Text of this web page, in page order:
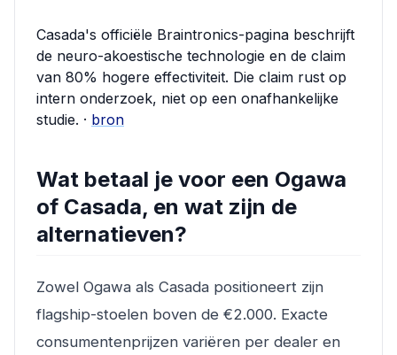
Casada's officiële Braintronics-pagina beschrijft
de neuro-akoestische technologie en de claim
van 80% hogere effectiviteit. Die claim rust op
intern onderzoek, niet op een onafhankelijke
studie. · bron
Wat betaal je voor een Ogawa
of Casada, en wat zijn de
alternatieven?
Zowel Ogawa als Casada positioneert zijn
flagship-stoelen boven de €2.000. Exacte
consumentenprijzen variëren per dealer en